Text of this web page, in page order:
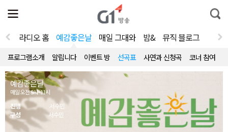
전
체
뉴
열
통
합
라디오 홈 예감좋은날 매일 그대와 밤& 뮤직 블로그
프로그램소개 알립니다 이벤트 방 선곡표 사연과 신청곡 코너 참여
예감좋은날
매일 오전 9시~11시
진행
서수민
구성
서수민